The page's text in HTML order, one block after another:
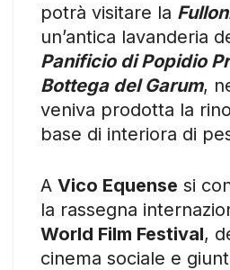
potrà visitare la
un’antica lavanderia
Panificio di Popidio
Bottega del Garum,
veniva prodotta la
base di interiora di
A Vico Equense si
la rassegna
World Film Festival,
cinema sociale e